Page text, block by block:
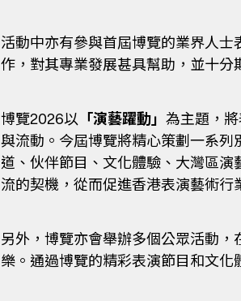
活動中亦有參與首屆博覽的業界人
作，對其專業發展甚具幫助，並十分
博覽2026以 「演藝躍動」 為主題，
與流動。今屆博覽將精心策劃一系
道、伙伴節目、文化體驗、大灣區
流的契機，從而促進香港表演藝術行
另外，博覽亦會舉辦多個公眾活動
樂。通過博覽的精彩表演節目和文